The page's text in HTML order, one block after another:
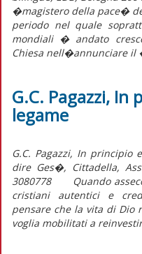
�magistero della pace�
periodo nel quale
mondiali � andato
Chiesa nell�annunciare
G.C. Pagazzi, In
legame
G.C. Pagazzi, In principio
dire Ges�, Cittadella,
3080778 Quando
cristiani autentici e
pensare che la vita di Dio
voglia mobilitati a